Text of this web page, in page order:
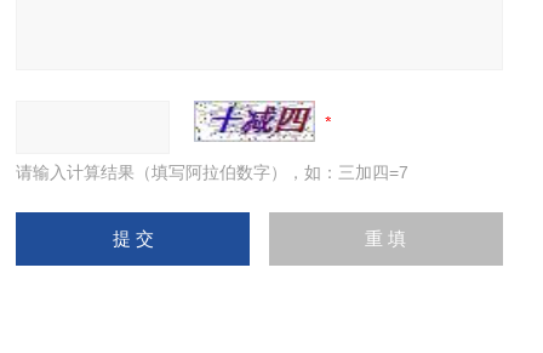
请输入计算结果（填写阿拉伯数字），如：三加四=7